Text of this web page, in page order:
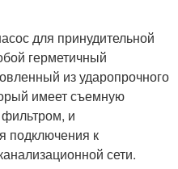
для принудительной
герметичный
из ударопрочного
имеет съемную
и
подключения к
сети.